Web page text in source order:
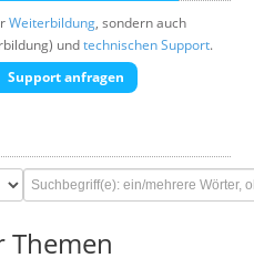
Weiterbildung, sondern auch
undtechnischen Support.
Support anfragen
Themen